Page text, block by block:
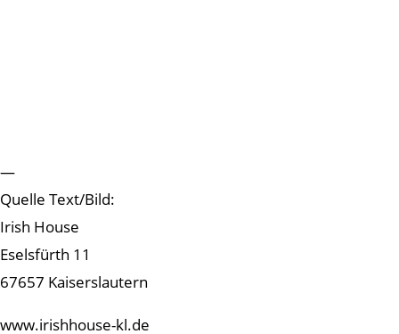
—
Quelle Text/Bild:
Irish House
Eselsfürth 11
67657 Kaiserslautern
www.irishhouse-kl.de